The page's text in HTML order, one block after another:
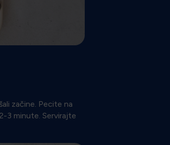
začine. Pecite na
3 minute. Servirajte